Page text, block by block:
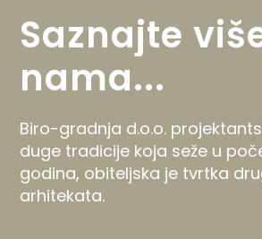
Saznajte
nama...
Biro-gradnja d.o.o.
duge tradicije koja seže u
godina, obiteljska je tvrtka
arhitekata.